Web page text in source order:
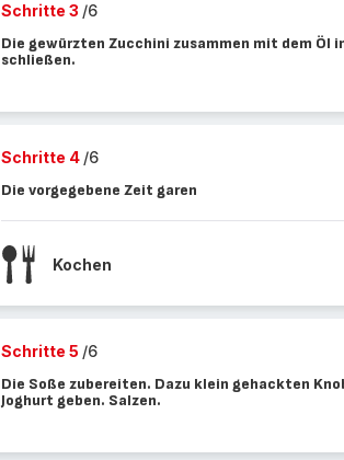
Schritte 3 /6
Die gewürzten Zucchini zusammen mit dem Öl
schließen.
Schritte 4 /6
Die vorgegebene Zeit garen
Kochen
Schritte 5 /6
Die Soße zubereiten. Dazu klein gehackten
Joghurt geben. Salzen.